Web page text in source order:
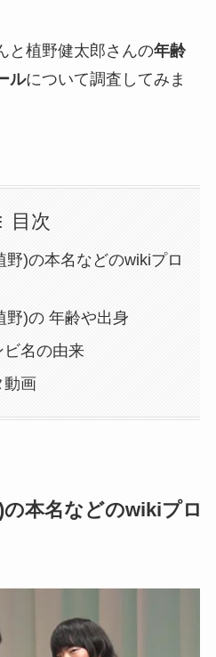
と植野健太郎さんの年齢
ルについて調査してみま
目次
野)の本名などのwikiプロ
野)の 年齢や出身
名の由来
動画
の本名などのwikiプロ